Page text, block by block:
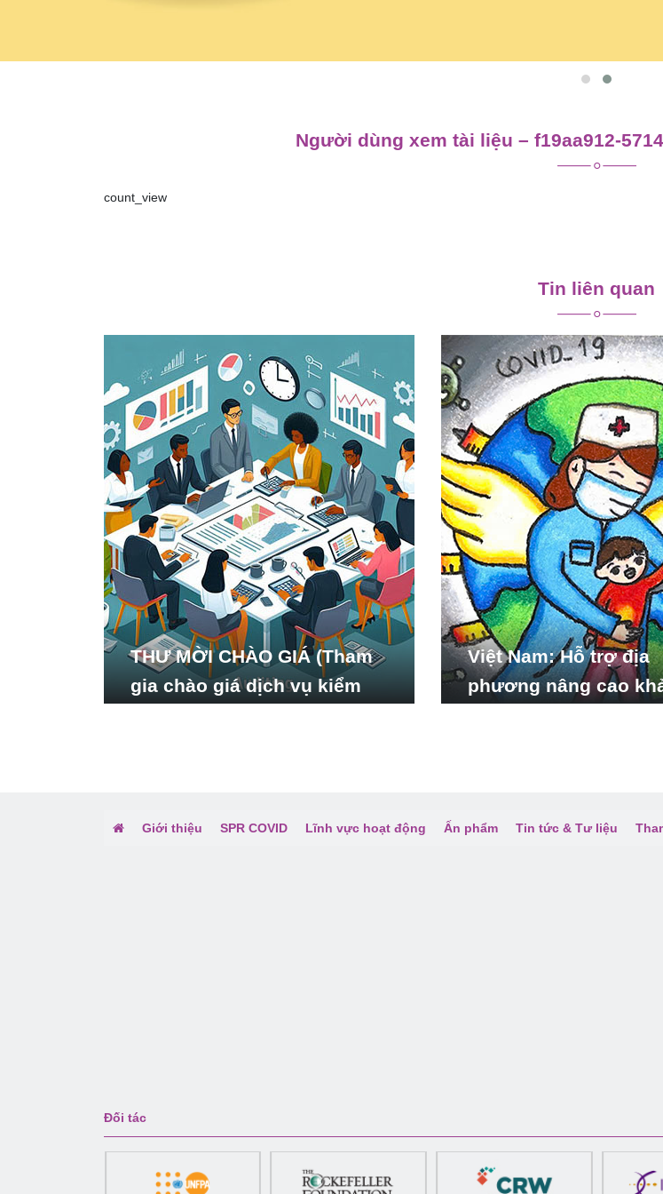
Người dùng xem tài liệu – f19aa912-
count_view
viết
Tin liên quan
THƯ MỜI CHÀO GIÁ (Tham
gia chào giá dịch vụ kiểm
Việt Nam: Hỗ trợ địa
phương nâng cao
Giới thiệu SPR COVID Lĩnh vực hoạt động Ấn phẩm Tin tức & Tư liệu
Đối tác